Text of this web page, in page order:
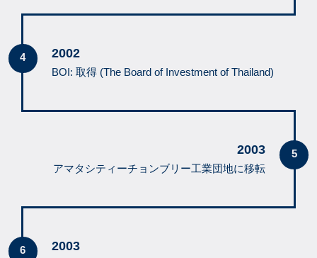
2002
BOI: 取得 (The Board of Investment of Thailand)
2003
アマタシティーチョンブリー工業団地に移転
2003